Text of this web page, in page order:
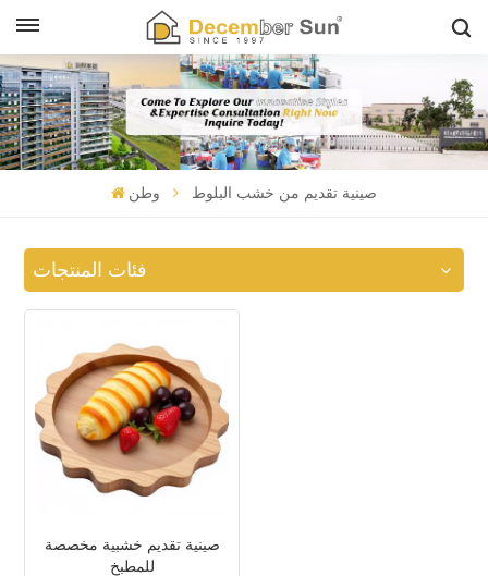
وطن صينية تقديم من خشب البلوط
فئات المنتجات
صينية تقديم خشبية مخصصة
للمطبخ